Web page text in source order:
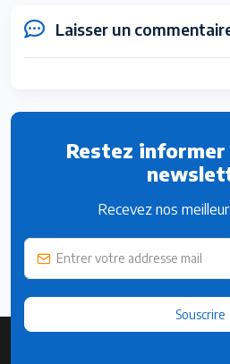
Laisser un
Restez
Recevez nos
Souscrire